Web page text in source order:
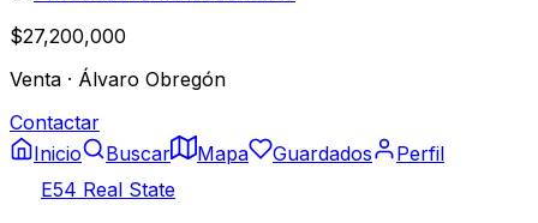
$27,200,000
Venta · Álvaro Obregón
Contactar
Inicio
Buscar Mapa Guardados
Perfil
E54 Real State